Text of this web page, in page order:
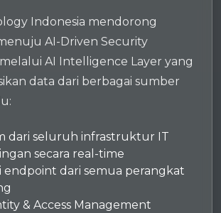
Indonesia mendorong
AI-Driven Security
AI Intelligence Layer yang
data dari berbagai sumber
dari seluruh infrastruktur IT
secara real-time
endpoint dari semua perangkat
& Access Management